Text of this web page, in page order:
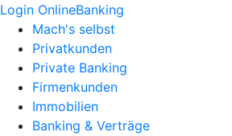
Login OnlineBanking
Mach's selbst
Privatkunden
Private Banking
Firmenkunden
Immobilien
Banking & Verträge